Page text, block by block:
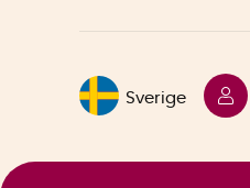
Sverige